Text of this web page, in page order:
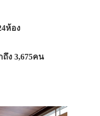
ห้อง
ง 3,675คน